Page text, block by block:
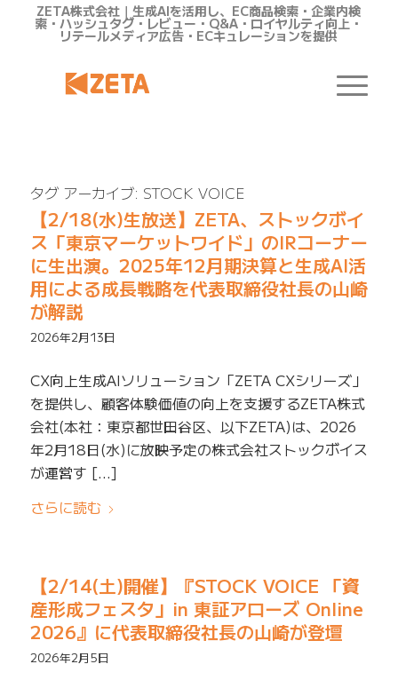
ZETA株式会社｜生成AIを活用し、EC商品検索・企業内検
索・ハッシュタグ・レビュー・Q&A・ロイヤルティ向上・
リテールメディア広告・ECキュレーションを提供
タグ アーカイブ: STOCK VOICE
【2/18(水)生放送】ZETA、ストックボイ
ス「東京マーケットワイド」のIRコーナー
に生出演。2025年12月期決算と生成AI活
用による成長戦略を代表取締役社長の山崎
が解説
2026年2月13日
CX向上生成AIソリューション「ZETA CXシリーズ」
を提供し、顧客体験価値の向上を支援するZETA株式
会社(本社：東京都世田谷区、以下ZETA)は、2026
年2月18日(水)に放映予定の株式会社ストックボイス
が運営す […]
さらに読む
【2/14(土)開催】『STOCK VOICE 「資
産形成フェスタ」in 東証アローズ Online
2026』に代表取締役社長の山崎が登壇
2026年2月5日